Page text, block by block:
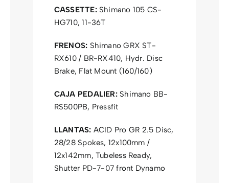
CASSETTE:Shimano 105 CS-
HG710, 11-36T
FRENOS: Shimano GRX ST-
RX610 / BR-RX410, Hydr. Disc
Brake, Flat Mount (160/160)
CAJA PEDALIER:Shimano BB-
RS500PB, Pressfit
LLANTAS: ACID Pro GR 2.5 Disc,
28/28 Spokes, 12x100mm /
12x142mm, Tubeless Ready,
Shutter PD-7-07 front Dynamo